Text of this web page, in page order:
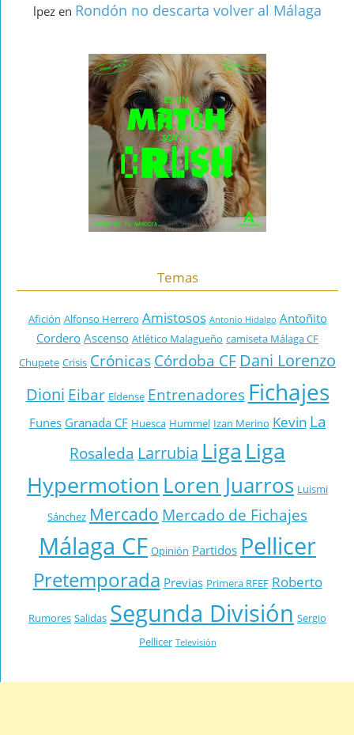
lpez en Rondón no descarta volver al Málaga
Temas
Afición Alfonso Herrero Amistosos Antonio Hidalgo Antoñito
CorderoAscenso Atlético Malagueño camiseta Málaga CF
Chupete Crisis Crónicas Córdoba CF Dani Lorenzo
Dioni Eibar Eldense Entrenadores Fichajes
Funes Granada CF Huesca Hummel Izan Merino Kevin La
Rosaleda Larrubia Liga Liga
Hypermotion Loren Juarros Luismi
Sánchez Mercado Mercado de Fichajes
Málaga CF Opinión Partidos Pellicer
Pretemporada Previas Primera RFEF Roberto
Rumores Salidas Segunda División Sergio
Pellicer Televisión